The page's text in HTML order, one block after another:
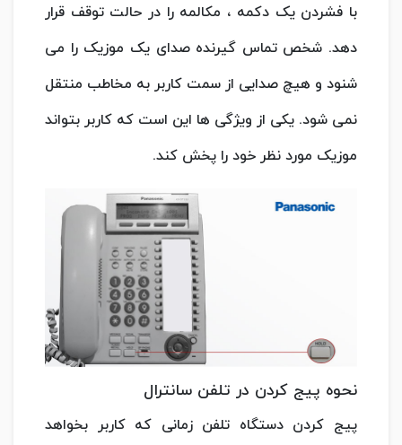
با فشردن یک دکمه ، مکالمه را در حالت توقف قرار
دهد. شخص تماس گیرنده صدای یک موزیک را می
شنود و هیچ صدایی از سمت کاربر به مخاطب منتقل
نمی شود. یکی از ویژگی ها این است که کاربر بتواند
موزیک مورد نظر خود را پخش کند.
نحوه پیج کردن در تلفن سانترال
پیج کردن دستگاه تلفن زمانی که کاربر بخواهد